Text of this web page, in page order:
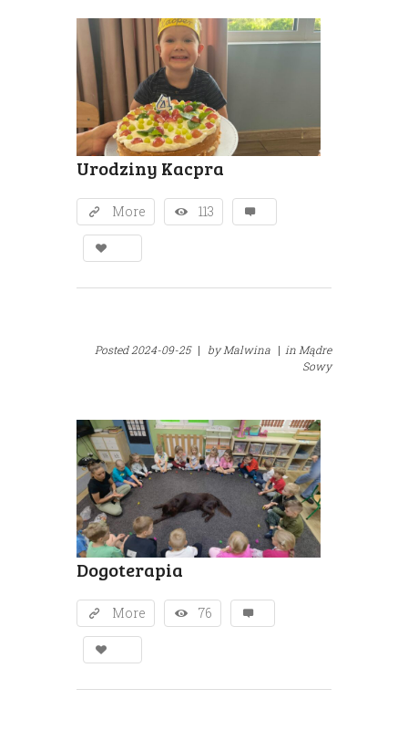
Urodziny Kacpra
More 113
Posted2024-09-25 | byMalwina | in Mądre
Sowy
Dogoterapia
More 76